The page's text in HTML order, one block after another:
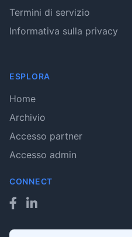
Termini di servizio
Informativa sulla privacy
ESPLORA
Home
Archivio
Accesso partner
Accesso admin
CONNECT